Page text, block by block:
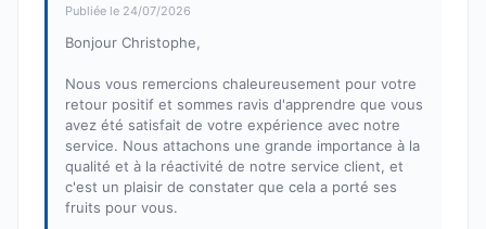
Publiée le 24/07/2026
Bonjour Christophe,
Nous vous remercions chaleureusement pour votre
retour positif et sommes ravis d'apprendre que vous
avez été satisfait de votre expérience avec notre
service. Nous attachons une grande importance à la
qualité et à la réactivité de notre service client, et
c'est un plaisir de constater que cela a porté ses
fruits pour vous.